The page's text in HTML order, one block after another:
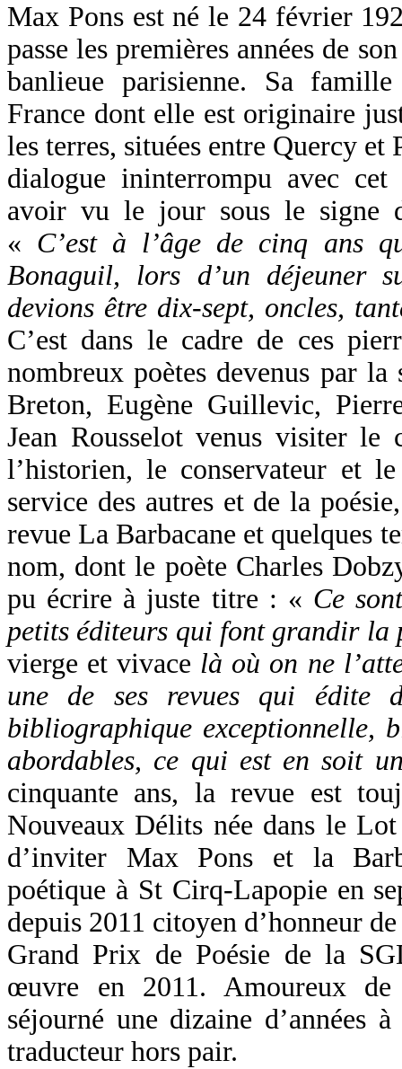
Max Pons est né le 24 février
passe les premières années de
banlieue parisienne. Sa
France dont elle est originaire
les terres, situées entre Quercy
dialogue ininterrompu avec
avoir vu le jour sous le signe
« C’est à l’âge de cinq ans
Bonaguil, lors d’un déjeuner
devions être dix-sept, oncles,
C’est dans le cadre de ces
nombreux poètes devenus par
Breton, Eugène Guillevic,
Jean Rousselot venus visiter
l’historien, le conservateur et
service des autres et de la
revue La Barbacane et quelques
nom, dont le poète Charles
pu écrire à juste titre : « Ce
petits éditeurs qui font grandir la
vierge et vivace là où on ne
une de ses revues qui édite
bibliographique exceptionnelle,
abordables, ce qui est en soit
cinquante ans, la revue est
Nouveaux Délits née dans le
d’inviter Max Pons et la
poétique à St Cirq-Lapopie en
depuis 2011 citoyen d’honneur
Grand Prix de Poésie de la
œuvre en 2011. Amoureux
séjourné une dizaine d’années
traducteur hors pair.